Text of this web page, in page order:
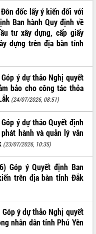
đốc lấy ý kiến đối với
Ban hành Quy định về
tư xây dựng, cấp giấy
dựng trên địa bàn tỉnh
ý dự thảo Nghị quyết
bảo cho công tác thỏa
(24/07/2026, 08:51)
ý dự thảo Quyết định
hành và quản lý văn
(23/07/2026, 10:35)
Góp ý Quyết định Ban
trên địa bàn tỉnh Đắk
ý dự thảo Nghị quyết
nhân dân tỉnh Phú Yên